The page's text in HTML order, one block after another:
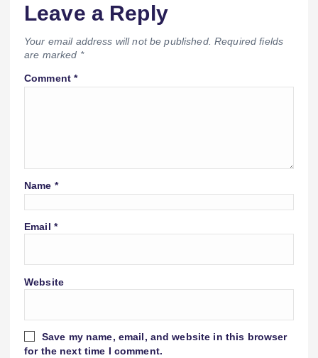
Leave a Reply
Your email address will not be published. Required fields
are marked *
Comment*
Name *
Email *
Website
Save my name, email, and website in this browser
for the next time I comment.